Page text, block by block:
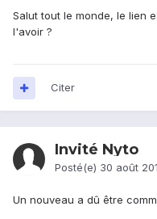
Salut tout le monde, le lien
l'avoir ?
Citer
Invité Nyto
Posté(e) 30 août
Un nouveau a dû être